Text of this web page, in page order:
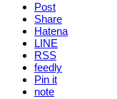
Post
Share
Hatena
LINE
RSS
feedly
Pin it
note